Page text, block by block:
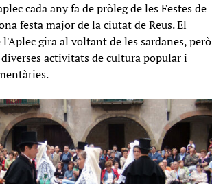
cada any fa de pròleg de les Festes de
festa major de la ciutat de Reus. El
gira al voltant de les sardanes, però
activitats de cultura popular i